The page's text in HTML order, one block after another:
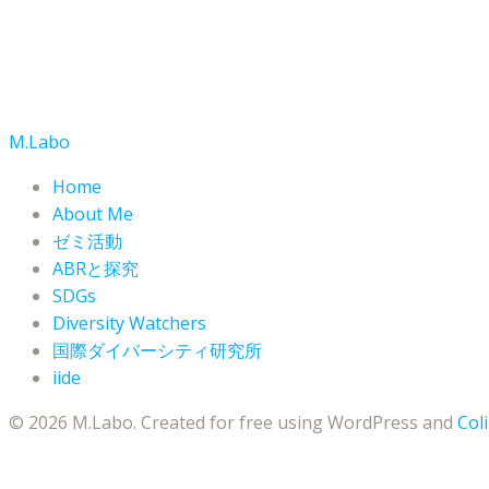
M.Labo
Home
About Me
ゼミ活動
ABRと探究
SDGs
Diversity Watchers
国際ダイバーシティ研究所
iide
© 2026 M.Labo. Created for free using WordPress and